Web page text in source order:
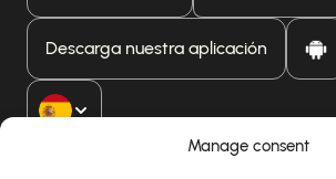
Manage consent
Descarga nuestra aplicación